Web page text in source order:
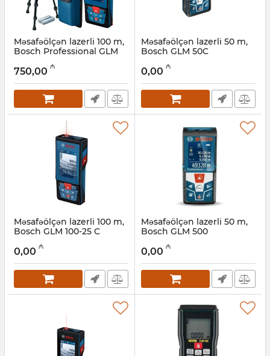
Məsafəölçən lazerli 100 m,
Bosch Professional GLM
Artikul: 017010220
750,00 ₼
Məsafəölçən lazerli 50 m,
Bosch GLM 50C
Artikul:
0,00 ₼
Məsafəölçən lazerli 100 m,
Bosch GLM 100-25 C
Artikul:
0,00 ₼
Məsafəölçən lazerli 50 m,
Bosch GLM 500
Artikul:
0,00 ₼